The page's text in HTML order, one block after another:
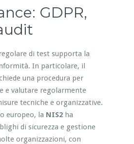
GDPR,
di test supporta la
In particolare, il
una procedura per
e valutare regolarmente
tecniche e organizzative.
europeo, la NIS2ha
di sicurezza e gestione
organizzazioni, con